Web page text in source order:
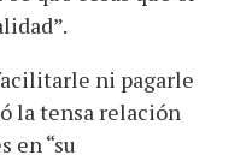
ni pagarle
la tensa relación
en “su